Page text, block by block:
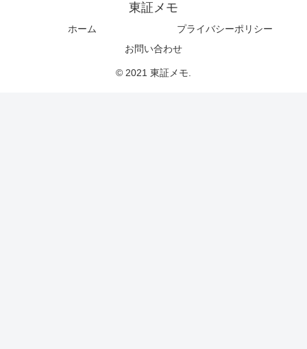
東証メモ
ホーム
プライバシーポリシー
お問い合わせ
© 2021 東証メモ.